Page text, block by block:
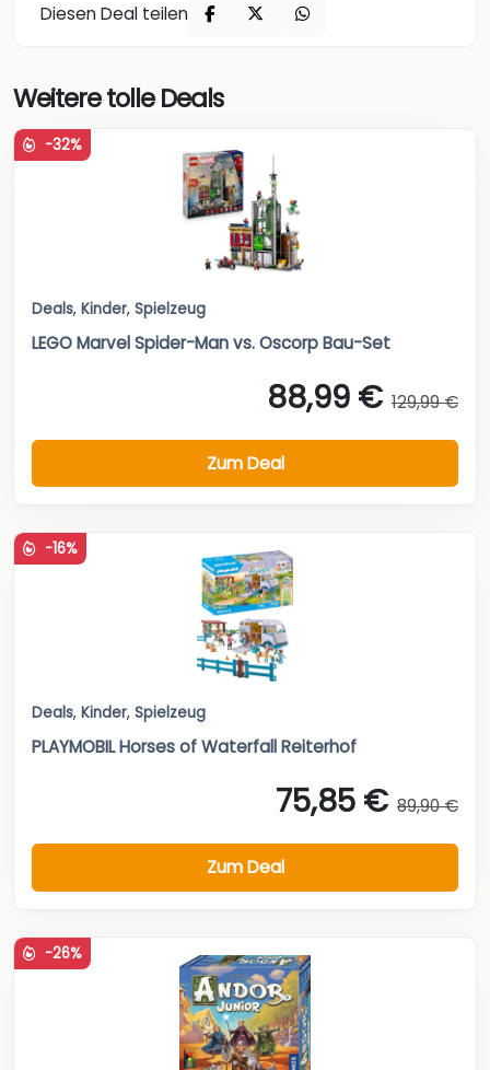
Diesen Deal teilen
Weitere tolle Deals
-32%
Deals, Kinder, Spielzeug
LEGO Marvel Spider-Man vs. Oscorp Bau-Set
88,99 € 129,99 €
Zum Deal
-16%
Deals, Kinder, Spielzeug
PLAYMOBIL Horses of Waterfall Reiterhof
75,85 € 89,90 €
Zum Deal
-26%